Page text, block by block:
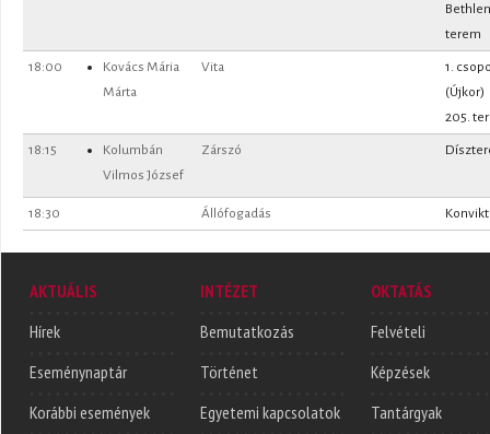
Bethlen
terem
18:00
Kovács Mária
Márta
Vita
1.
(Újkor)
205.
18:15
Kolumbán
Vilmos József
Zárszó
18:30 Állófogadás
AKTUÁLIS
Hírek
Eseménynaptár
Korábbi események
INTÉZET
Bemutatkozás
Történet
Egyetemi kapcsolatok
OKTATÁS
Felvételi
Képzések
Tantárgyak